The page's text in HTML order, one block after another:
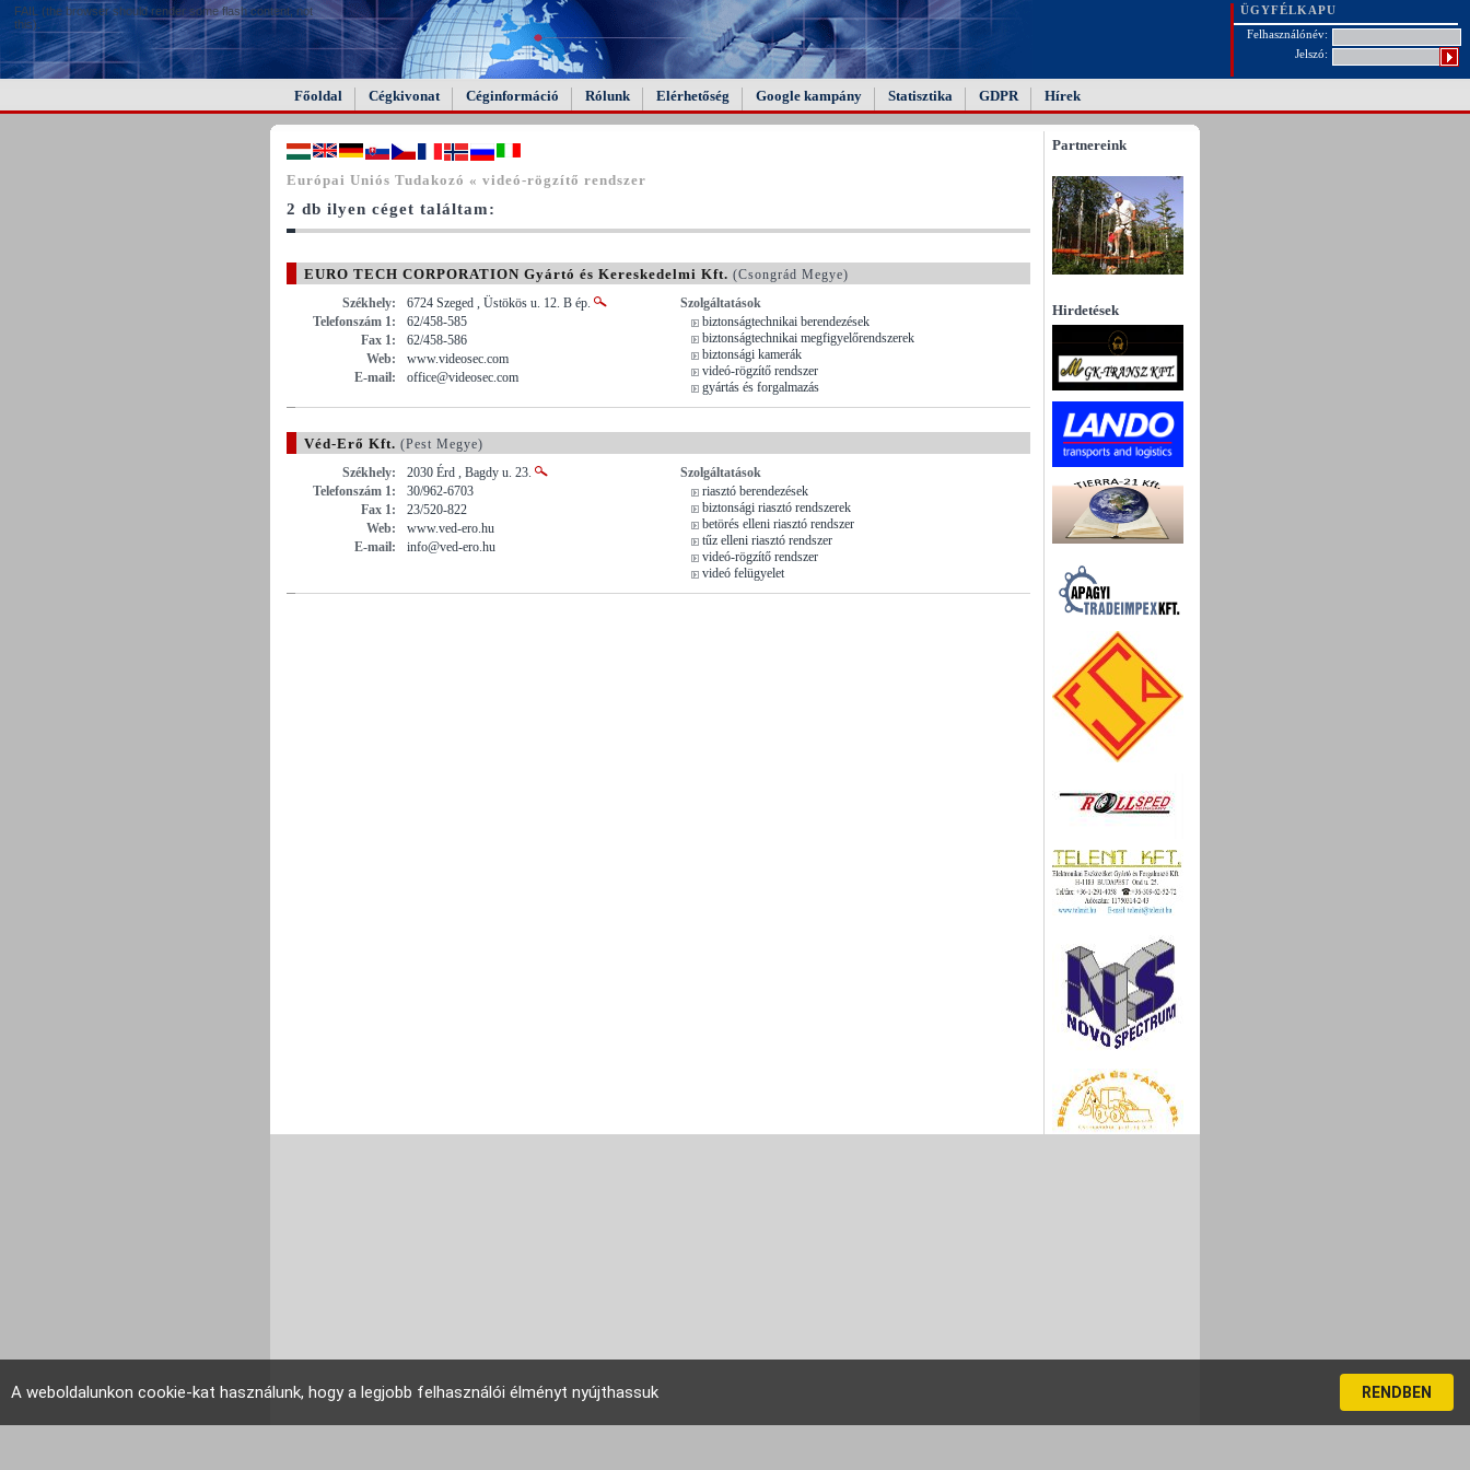
FAIL (the browser should render some flash content, not
this).
ÜGYFÉLKAPU
Felhasználónév:
Jelszó:
Főoldal Cégkivonat Céginformáció Rólunk Elérhetőség Google kampány Statisztika GDPR Hírek
Európai Uniós Tudakozó « videó-rögzítő rendszer
2 db ilyen céget találtam:
EURO TECH CORPORATION Gyártó és Kereskedelmi Kft. (Csongrád Megye)
Székhely:
6724 Szeged , Üstökös u. 12. B ép.
Telefonszám 1:
62/458-585
Fax 1:
62/458-586
Web:
www.videosec.com
E-mail:
office@videosec.com
Szolgáltatások
biztonságtechnikai berendezések
biztonságtechnikai megfigyelőrendszerek
biztonsági kamerák
videó-rögzítő rendszer
gyártás és forgalmazás
Véd-Erő Kft. (Pest Megye)
Székhely:
2030 Érd , Bagdy u. 23.
Telefonszám 1:
30/962-6703
Fax 1:
23/520-822
Web:
www.ved-ero.hu
E-mail:
info@ved-ero.hu
Szolgáltatások
riasztó berendezések
biztonsági riasztó rendszerek
betörés elleni riasztó rendszer
tűz elleni riasztó rendszer
videó-rögzítő rendszer
videó felügyelet
Partnereink
Hirdetések
A weboldalunkon cookie-kat használunk, hogy a legjobb felhasználói élményt nyújthassuk RENDBEN